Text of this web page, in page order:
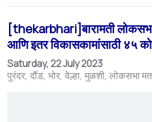
[thekarbhari]बारामती
आणि इतर विकासकामांसाठी ४५
Saturday, 22 July 2023
पुरंदर दौंड भोर वेल्हा मुळशी लोकसभा